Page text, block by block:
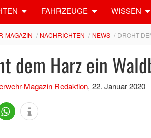
FAHRZEUGE WISSEN
MAGAZIN NACHRICHTEN NEWS DROHT
dem Harz ein
Magazin Redaktion, 22. Januar 2020